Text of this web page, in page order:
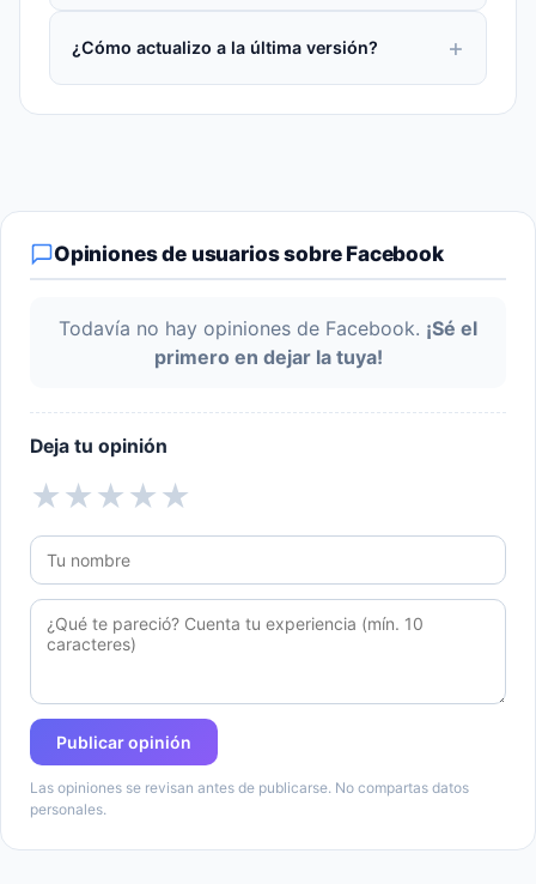
¿Cómo actualizo a la última versión?
Opiniones de usuarios sobre Facebook
Todavía no hay opiniones de Facebook. ¡Sé el
primero en dejar la tuya!
Deja tu opinión
★
★
★
★
★
Publicar opinión
Las opiniones se revisan antes de publicarse. No compartas datos
personales.